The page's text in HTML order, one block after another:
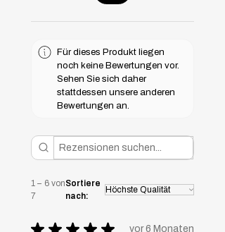
Für dieses Produkt liegen
noch keine Bewertungen vor.
Sehen Sie sich daher
stattdessen unsere anderen
Bewertungen an.
1 – 6 von
7
Sortiere
nach:
★ ★ ★ ★ ★ vor 6 Monaten